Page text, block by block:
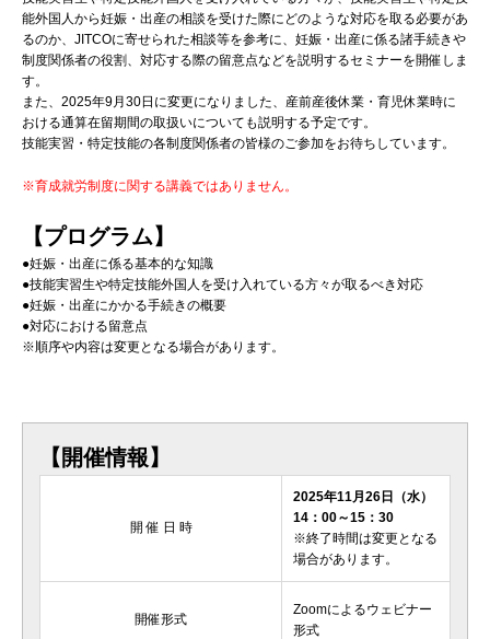
能外国人から妊娠・出産の相談を受けた際にどのような対応を取る必要があ
るのか、JITCOに寄せられた相談等を参考に、妊娠・出産に係る諸手続きや
制度関係者の役割、対応する際の留意点などを説明するセミナーを開催しま
す。
また、2025年9月30日に変更になりました、産前産後休業・育児休業時に
おける通算在留期間の取扱いについても説明する予定です。
技能実習・特定技能の各制度関係者の皆様のご参加をお待ちしています。
※育成就労制度に関する講義ではありません。
【プログラム】
●妊娠・出産に係る基本的な知識
●技能実習生や特定技能外国人を受け入れている方々が取るべき対応
●妊娠・出産にかかる手続きの概要
●対応における留意点
※順序や内容は変更となる場合があります。
【開催情報】
開 催 日 時
2025年11月26日（水）
14：00～15：30
※終了時間は変更となる
場合があります。
開催形式
Zoomによるウェビナー
形式